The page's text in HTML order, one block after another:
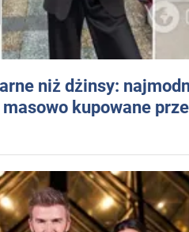
niż dżinsy:
kupowane